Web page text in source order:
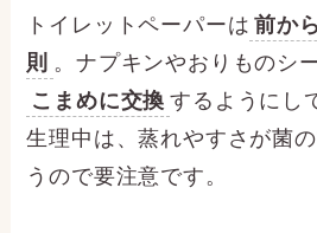
トイレットペーパーは 前か
則 。ナプキンやおりものシ
こまめに交換 するようにし
生理中は、蒸れやすさが菌
うので要注意です。